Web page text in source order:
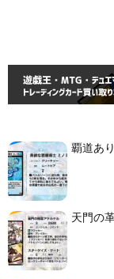
覇道あ
天門の